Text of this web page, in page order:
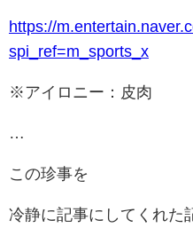
https://
spi_ref=m_sports_x
※アイロニー：皮肉
…
この珍事を
冷静に記事にしてくれた